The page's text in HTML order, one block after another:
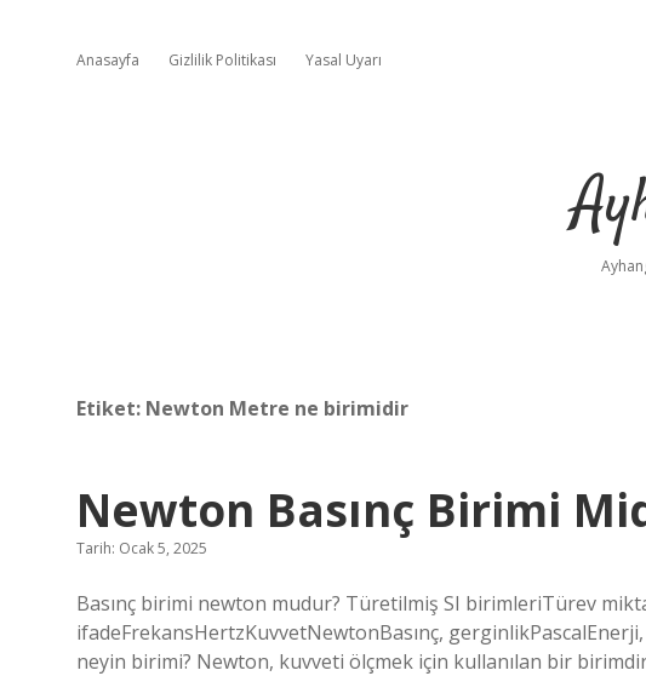
Anasayfa Gizlilik Politikası Yasal Uyarı
Etiket: Newton Metre ne birimidir
Newton Basınç Birimi
Tarih: Ocak 5, 2025
Basınç birimi newton mudur? Türetilmiş SI birimleriTürev
ifadeFrekansHertzKuvvetNewtonBasınç,
neyin birimi? Newton, kuvveti ölçmek için kullanılan bir